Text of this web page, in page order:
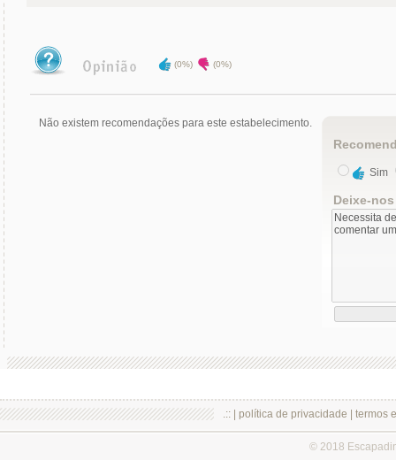
(0%) (0%)
Não existem recomendações para este estabelecimento.
Sim
Deixe-
.:: | política de privacidade termos
© 2018